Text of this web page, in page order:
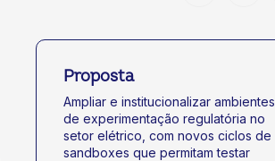
Proposta
Ampliar e institucionalizar ambientes
de experimentação regulatória no
setor elétrico, com novos ciclos de
sandboxes que permitam testar